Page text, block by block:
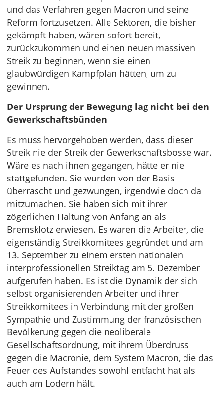
und das Verfahren gegen Macron und seine
Reform fortzusetzen. Alle Sektoren, die bisher
gekämpft haben, wären sofort bereit,
zurückzukommen und einen neuen massiven
Streik zu beginnen, wenn sie einen
glaubwürdigen Kampfplan hätten, um zu
gewinnen.
Der Ursprung der Bewegung lag nicht bei den
Gewerkschaftsbünden
Es muss hervorgehoben werden, dass dieser
Streik nie der Streik der Gewerkschaftsbosse war.
Wäre es nach ihnen gegangen, hätte er nie
stattgefunden. Sie wurden von der Basis
überrascht und gezwungen, irgendwie doch da
mitzumachen. Sie haben sich mit ihrer
zögerlichen Haltung von Anfang an als
Bremsklotz erwiesen. Es waren die Arbeiter, die
eigenständig Streikkomitees gegründet und am
13. September zu einem ersten nationalen
interprofessionellen Streiktag am 5. Dezember
aufgerufen haben. Es ist die Dynamik der sich
selbst organisierenden Arbeiter und ihrer
Streikkomitees in Verbindung mit der großen
Sympathie und Zustimmung der französischen
Bevölkerung gegen die neoliberale
Gesellschaftsordnung, mit ihrem Überdruss
gegen die Macronie, dem System Macron, die das
Feuer des Aufstandes sowohl entfacht hat als
auch am Lodern hält.